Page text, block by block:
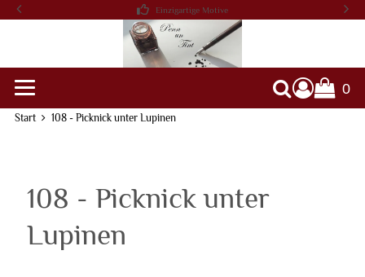
Einzigartige Motive
Suche
0
Start 108 - Picknick unter Lupinen
108 - Picknick unter
Lupinen